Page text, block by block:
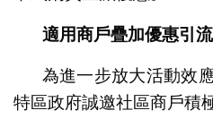
適用商戶疊加優惠引
為進一步放大活動效
特區政府誠邀社區商戶積